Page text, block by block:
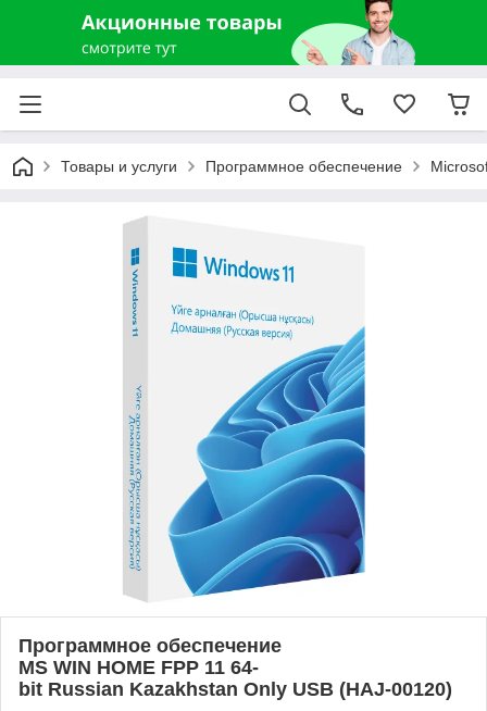
Товары и услуги Программное обеспечение
Программное обеспечение
MS WIN HOME FPP 11 64-
bit Russian Kazakhstan Only USB (HAJ-00120)